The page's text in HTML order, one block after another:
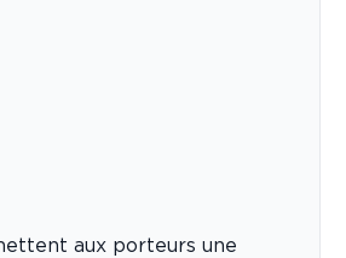
aux porteurs une